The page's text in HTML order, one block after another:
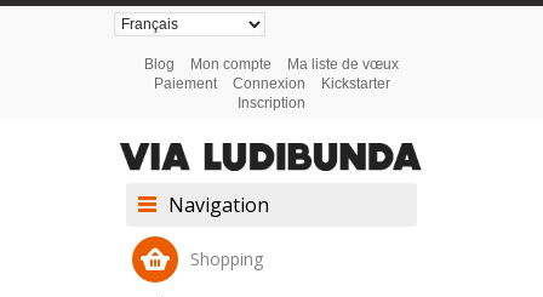
Blog Mon compte
Ma liste de vœux
Paiement
Connexion
Kickstarter
Inscription
Navigation
Shopping